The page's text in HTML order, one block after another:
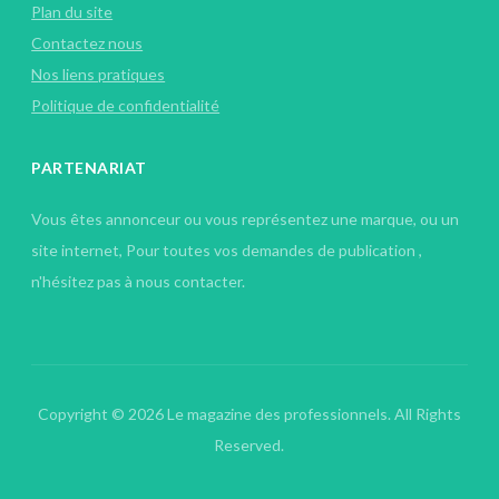
Plan du site
Contactez nous
Nos liens pratiques
Politique de confidentialité
PARTENARIAT
Vous êtes annonceur ou vous représentez une marque, ou un
site internet, Pour toutes vos demandes de publication ,
n'hésitez pas à nous contacter.
Copyright © 2026 Le magazine des professionnels. All Rights
Reserved.